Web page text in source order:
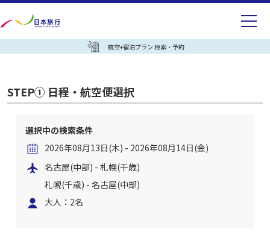
航空+宿泊プラン 検索・予約
STEP① 日程・航空便選択
選択中の検索条件
2026年08月13日(木) - 2026年08月14日(金)
名古屋(中部) - 札幌(千歳)
札幌(千歳) - 名古屋(中部)
大人：2名